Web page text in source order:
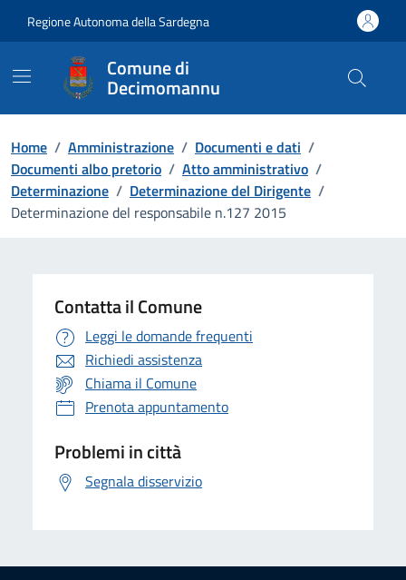
Regione Autonoma della Sardegna
Comune di
Decimomannu
Home / Amministrazione / Documenti e dati /
Documenti albo pretorio / Atto amministrativo /
Determinazione / Determinazione del Dirigente /
Determinazione del responsabile n.127 2015
Contatta il Comune
Leggi le domande frequenti
Richiedi assistenza
Chiama il Comune
Prenota appuntamento
Problemi in città
Segnala disservizio